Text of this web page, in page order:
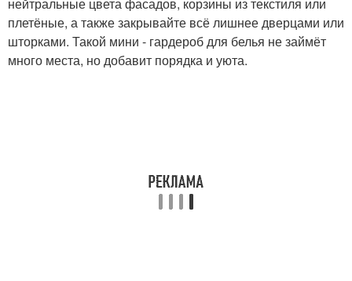
плетёные, а также закрывайте всё лишнее дверцами или
шторками. Такой мини - гардероб для белья не займёт
много места, но добавит порядка и уюта.